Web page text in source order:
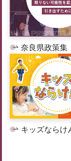
奈良県政策集
キッズならけ